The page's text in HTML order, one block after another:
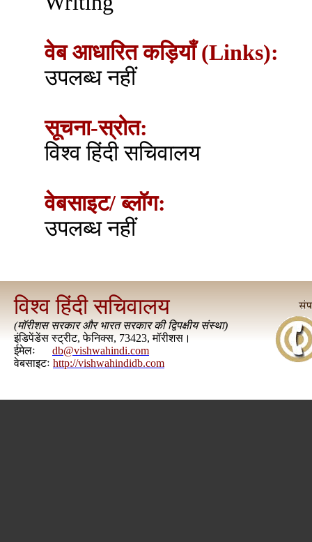
वेब आधारित कड़ियाँ (Links):
उपलब्ध नहीं
सूचना-स्रोत:
विश्व हिंदी सचिवालय
वेबसाइट/ ब्लॉग:
उपलब्ध नहीं
विश्व हिंदी सचिवालय
(मॉरीशस सरकार और भारत सरकार की द्विपक्षीय संस्था)
इंडिपेंडेंस स्ट्रीट, फेनिक्स, 73423, मॉरीशस।
ईमेलः
db@vishwahindi.com
वेबसाइटः http://vishwahindidb.com